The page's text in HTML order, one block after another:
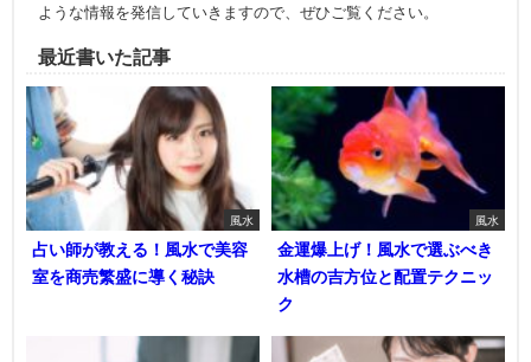
ような情報を発信していきますので、ぜひご覧ください。
最近書いた記事
風水
占い師が教える！風水で美容
室を商売繁盛に導く秘訣
風水
金運爆上げ！風水で選ぶべき
水槽の吉方位と配置テクニッ
ク